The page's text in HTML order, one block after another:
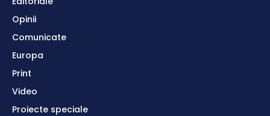
Opinii
Comunicate
Europa
Print
Video
Proiecte speciale